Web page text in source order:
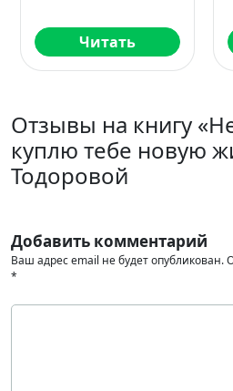
Читать
Отзывы на книгу
куплю тебе новую
Тодоровой
Добавить комментарий
Ваш адрес email не будет опубликован.
*